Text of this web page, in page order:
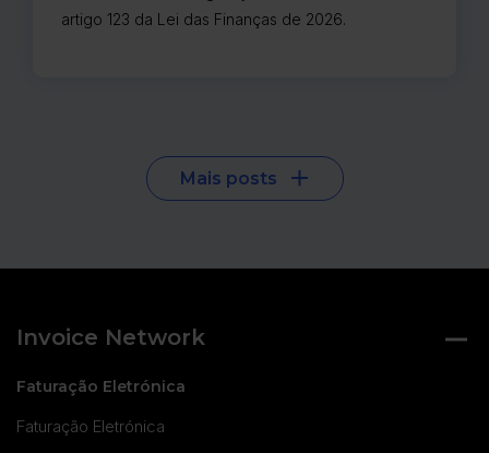
artigo 123 da Lei das Finanças de 2026.
Mais posts
Invoice Network
Faturação Eletrónica
Faturação Eletrónica